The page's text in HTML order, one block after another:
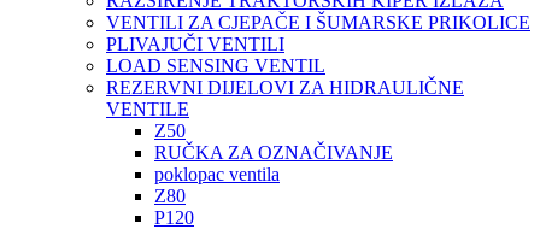
VENTILI ZA CJEPAČE I ŠUMARSKE PRIKOLICE
PLIVAJUČI VENTILI
LOAD SENSING VENTIL
REZERVNI DIJELOVI ZA HIDRAULIČNE
VENTILE
Z50
RUČKA ZA OZNAČIVANJE
poklopac ventila
Z80
P120